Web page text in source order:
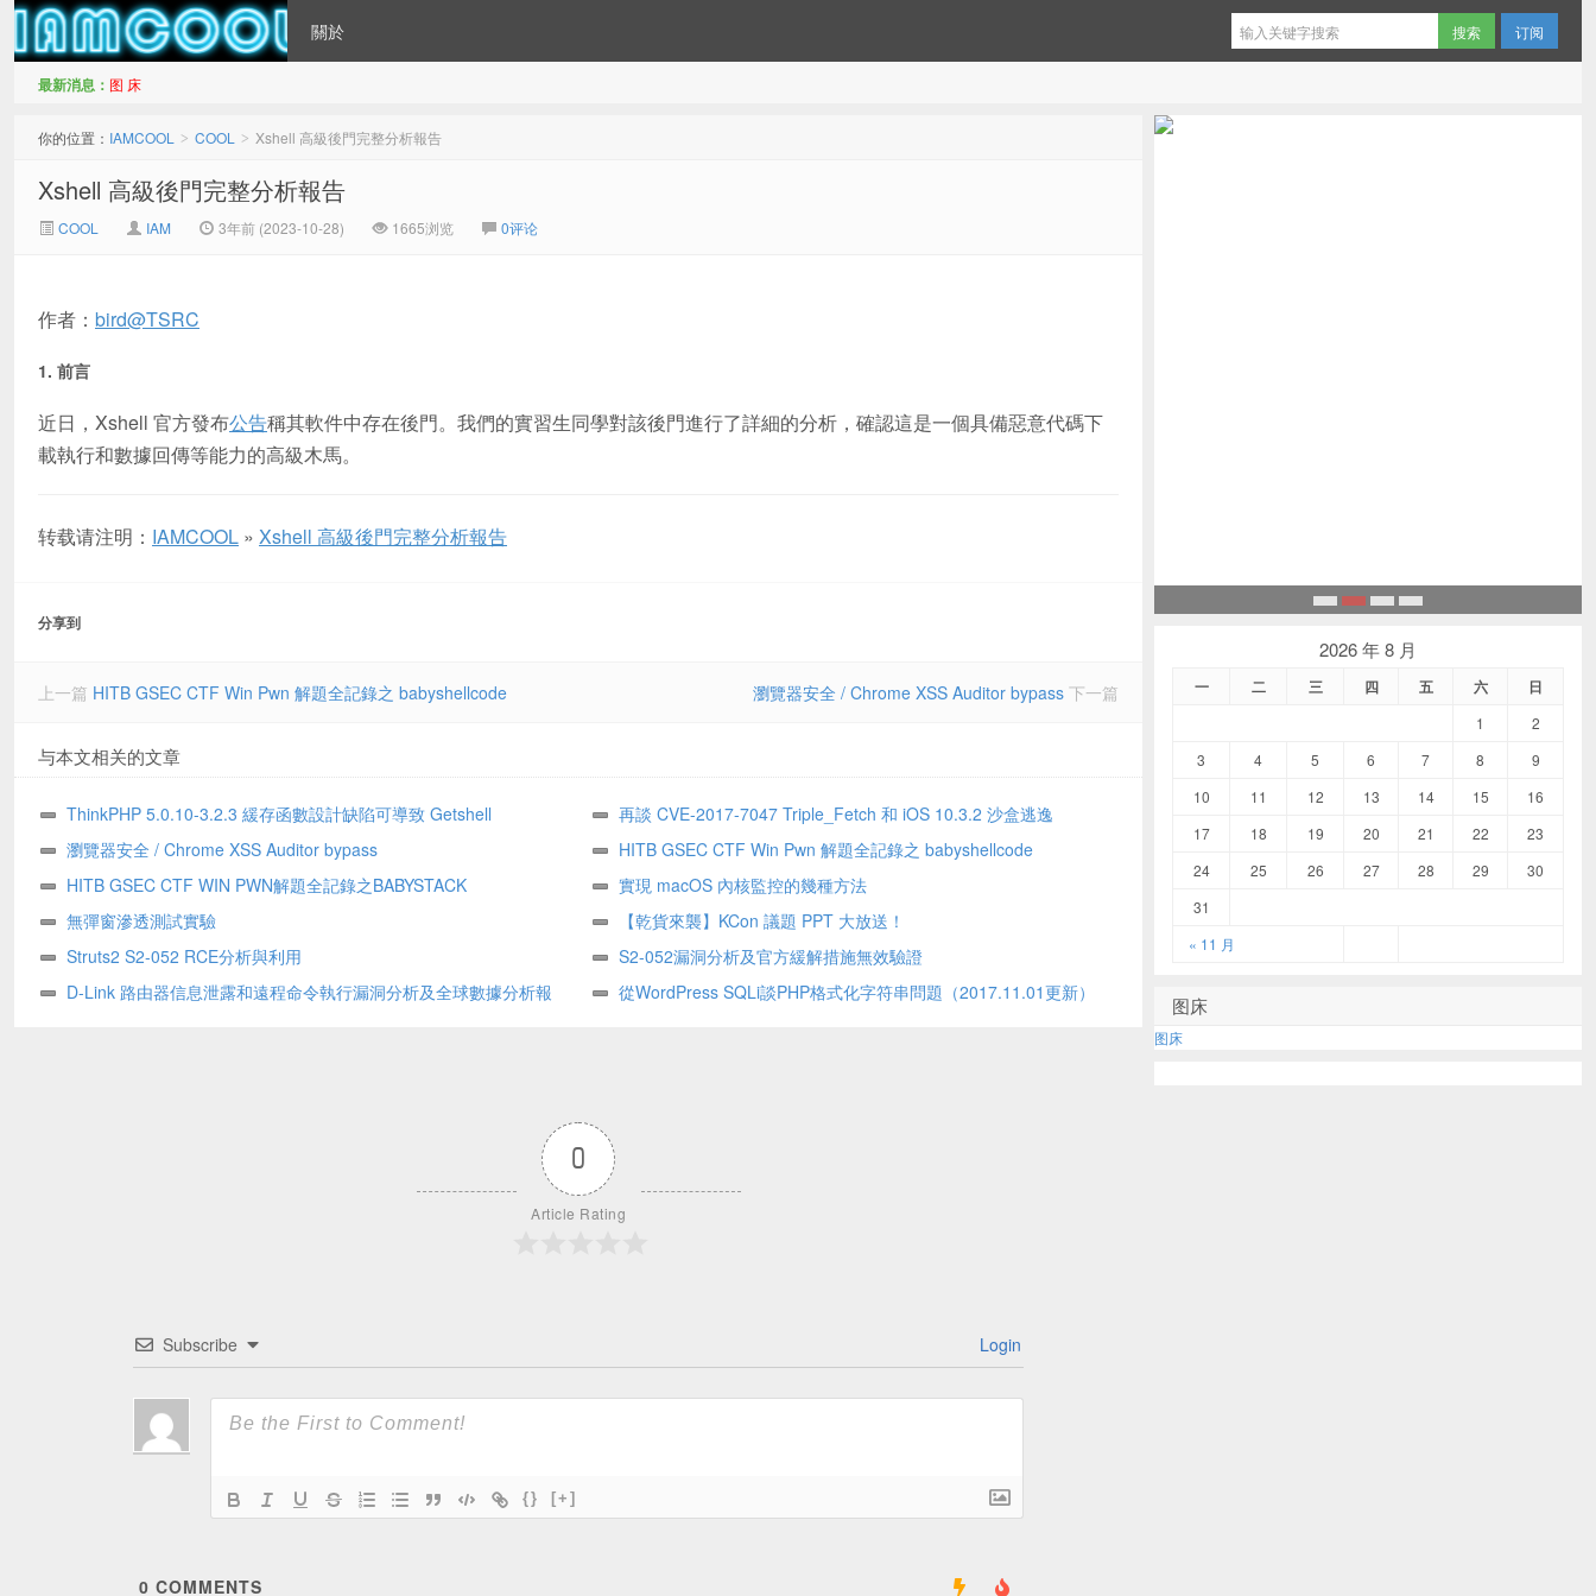
關於 订阅
最新消息： 图 床
你的位置： IAMCOOL > COOL > Xshell 高級後門完整分析報告
Xshell 高級後門完整分析報告
COOL IAM 3年前 (2023-10-28) 1665浏览 0评论
作者： bird@TSRC
1. 前言
近日，Xshell 官方發布公告稱其軟件中存在後門。我們的實習生同學對該後門進行了詳細的分析，確認這是一個具備惡意代碼下
載執行和數據回傳等能力的高級木馬。
转载请注明： IAMCOOL » Xshell 高級後門完整分析報告
分享到
上一篇 HITB GSEC CTF Win Pwn 解題全記錄之 babyshellcode 瀏覽器安全 / Chrome XSS Auditor bypass 下一篇
与本文相关的文章
ThinkPHP 5.0.10-3.2.3 緩存函數設計缺陷可導致 Getshell
再談 CVE-2017-7047 Triple_Fetch 和 iOS 10.3.2 沙盒逃逸
瀏覽器安全 / Chrome XSS Auditor bypass
HITB GSEC CTF Win Pwn 解題全記錄之 babyshellcode
HITB GSEC CTF WIN PWN解題全記錄之BABYSTACK
實現 macOS 內核監控的幾種方法
無彈窗滲透測試實驗
【乾貨來襲】KCon 議題 PPT 大放送！
Struts2 S2-052 RCE分析與利用
S2-052漏洞分析及官方緩解措施無效驗證
D-Link 路由器信息泄露和遠程命令執行漏洞分析及全球數據分析報
從WordPress SQLi談PHP格式化字符串問題（2017.11.01更新）
0
Article Rating
Subscribe Login
{} [+]
0 COMMENTS
2026 年 8 月
一 二 三 四 五 六 日
« 11 月
1
2
3
4 5 6 7 8
9
10
11 12 13 14 15
16
17
18 19 20 21 22
23
24
25 26 27 28 29
30
31
图床
图床